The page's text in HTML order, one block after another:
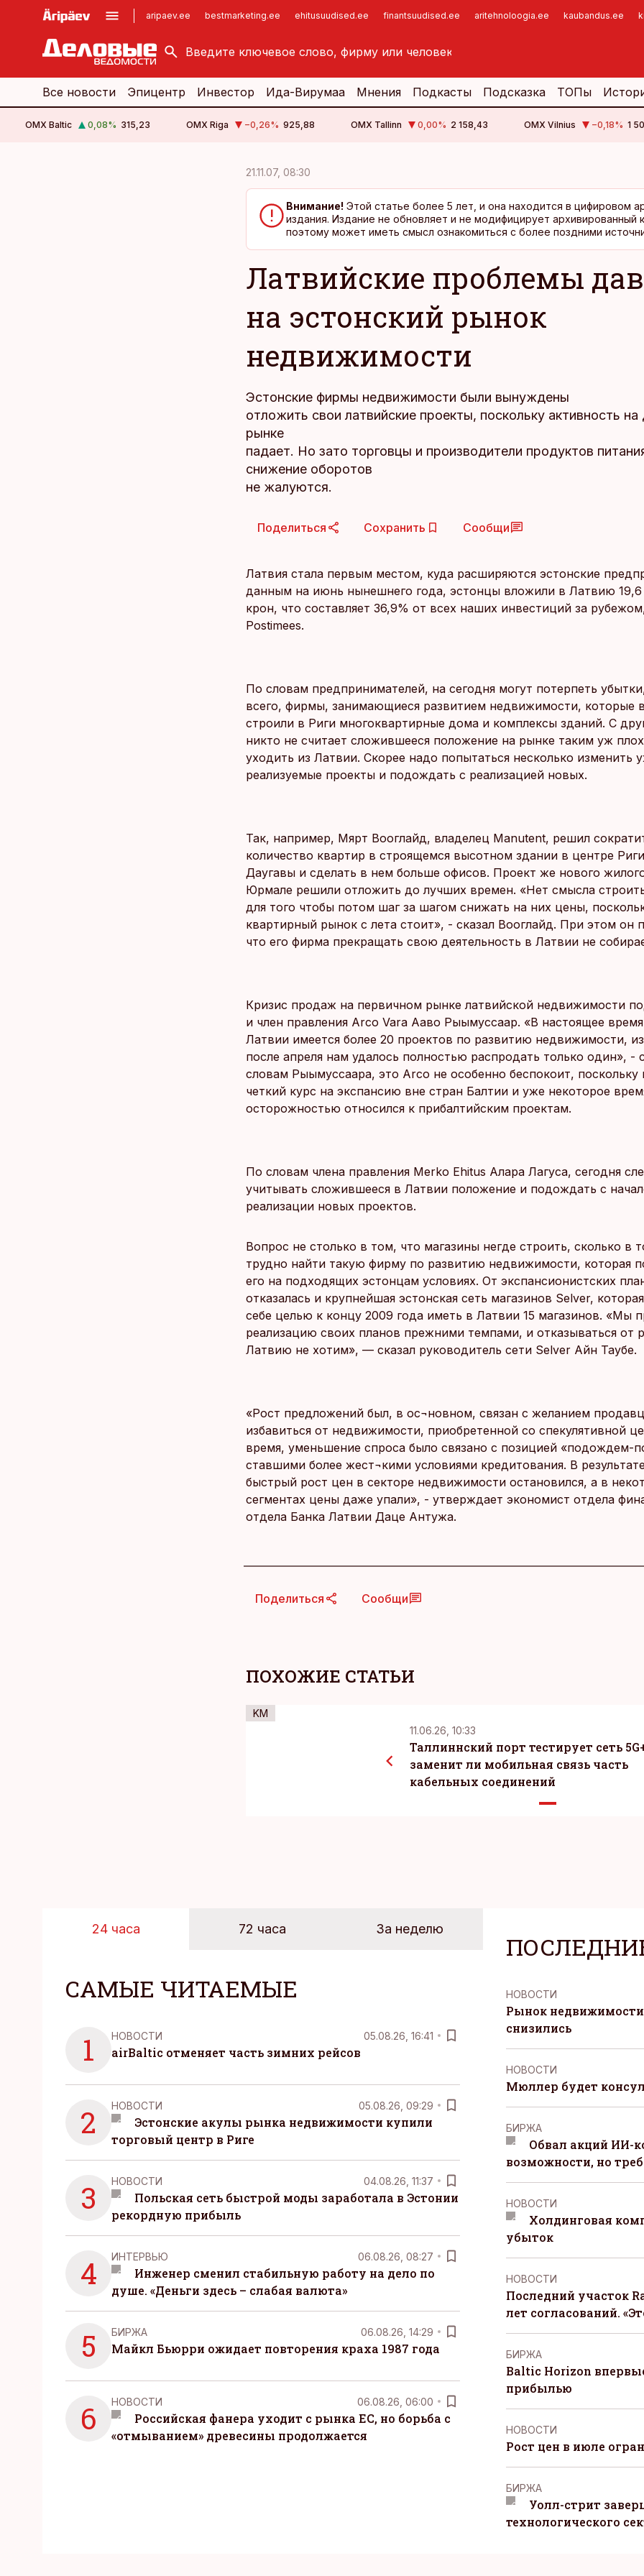
aripaev.ee bestmarketing.ee ehitusuudised.ee finantsuudised.ee aritehnoloogia.ee kaubandus.ee
kinnisvarauudised.ee
logistikauudised.ee
imelineajalugu.ee
Все новости Эпицентр Инвестор Ида-Вирумаа Мнения Подкасты Подсказка ТОПы
OMX Baltic 0,08% 315,23 OMX Riga −0,26% 925,88 OMX Tallinn 0,00% 2 158,43 OMX Vilnius −0,18% 1
21.11.07, 08:30
Внимание! Этой статье более 5 лет, и она находится в цифировом
издания. Издание не обновляет и не модифицирует архивированный
поэтому может иметь смысл ознакомиться с более поздними
Латвийские проблемы
на эстонский рынок
недвижимости
Эстонские фирмы недвижимости были вынуждены
отложить свои латвийские проекты, поскольку активность
рынке
падает. Но зато торговцы и производители продуктов
снижение оборотов
не жалуются.
Поделиться Сохранить Сообщи
Латвия стала первым местом, куда расширяются эстонские
данным на июнь нынешнего года, эстонцы вложили в Латвию
крон, что составляет 36,9% от всех наших инвестиций за
Postimees.
По словам предпринимателей, на сегодня могут потерпеть
всего, фирмы, занимающиеся развитием недвижимости, которые
строили в Риги многоквартирные дома и комплексы зданий. С
никто не считает сложившееся положение на рынке таким уж
уходить из Латвии. Скорее надо попытаться несколько изменить
реализуемые проекты и подождать с реализацией новых.
Так, например, Мярт Вооглайд, владелец Manutent, решил
количество квартир в строящемся высотном здании в центре
Даугавы и сделать в нем больше офисов. Проект же нового
Юрмале решили отложить до лучших времен. «Нет смысла
для того чтобы потом шаг за шагом снижать на них цены,
квартирный рынок с лета стоит», - сказал Вооглайд. При этом он
что его фирма прекращать свою деятельность в Латвии не
Кризис продаж на первичном рынке латвийской недвижимости
и член правления Arco Vara Ааво Рыымуссаар. «В настоящее
Латвии имеется более 20 проектов по развитию недвижимости,
после апреля нам удалось полностью распродать только один», -
словам Рыымуссаара, это Arco не особенно беспокоит, поскольку
четкий курс на экспансию вне стран Балтии и уже некоторое
осторожностью относился к прибалтийским проектам.
По словам члена правления Merko Ehitus Алара Лагуса, сегодня
учитывать сложившееся в Латвии положение и подождать с
реализации новых проектов.
Вопрос не столько в том, что магазины негде строить, сколько в
трудно найти такую фирму по развитию недвижимости, которая
его на подходящих эстонцам условиях. От экспансионистских
отказалась и крупнейшая эстонская сеть магазинов Selver,
себе целью к концу 2009 года иметь в Латвии 15 магазинов. «Мы
реализацию своих планов прежними темпами, и отказываться от
Латвию не хотим», — сказал руководитель сети Selver Айн Таубе.
«Рост предложений был, в ос¬новном, связан с желанием
избавиться от недвижимости, приобретенной со спекулятивной
время, уменьшение спроса было связано с позицией «подождем-
ставшими более жест¬кими условиями кредитования. В
быстрый рост цен в секторе недвижимости остановился, а в
сегментах цены даже упали», - утверждает экономист отдела
отдела Банка Латвии Даце Антужа.
Поделиться Сообщи
ПОХОЖИЕ СТАТЬИ
KM
11.06.26, 10:33
Таллиннский порт тестирует сеть
заменит ли мобильная связь часть
кабельных соединений
24 часа 72 часа За неделю
САМЫЕ ЧИТАЕМЫЕ
1 НОВОСТИ 05.08.26, 16:41
airBaltic отменяет часть зимних рейсов
2 НОВОСТИ 05.08.26, 09:29
Эстонские акулы рынка недвижимости купили
торговый центр в Риге
3 НОВОСТИ 04.08.26, 11:37
Польская сеть быстрой моды заработала в Эстонии
рекордную прибыль
4 ИНТЕРВЬЮ 06.08.26, 08:27
Инженер сменил стабильную работу на дело по
душе. «Деньги здесь – слабая валюта»
5 БИРЖА 06.08.26, 14:29
Майкл Бьюрри ожидает повторения краха 1987 года
6 НОВОСТИ 06.08.26, 06:00
Российская фанера уходит с рынка ЕС, но борьба с
«отмыванием» древесины продолжается
НОВОСТИ
Рынок
снизились
НОВОСТИ
Мюллер будет
БИРЖА
Обвал акций ИИ-
возможности, но
НОВОСТИ
Холдинговая
убыток
НОВОСТИ
Последний участок
лет согласований.
БИРЖА
Baltic Horizon
прибылью
НОВОСТИ
Рост цен в июле
БИРЖА
Уолл-стрит
технологического